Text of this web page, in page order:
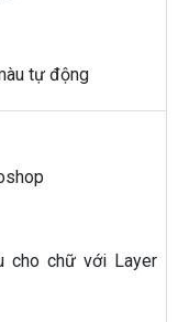
tự động
cho chữ với Layer